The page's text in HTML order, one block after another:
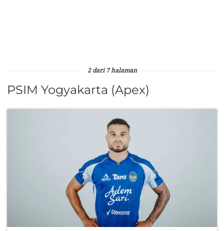
2 dari 7 halaman
PSIM Yogyakarta (Apex)